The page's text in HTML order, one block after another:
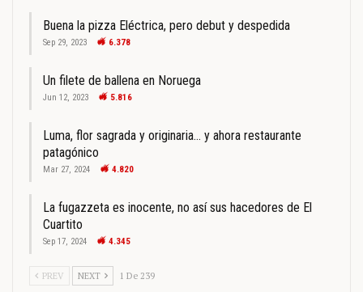
Buena la pizza Eléctrica, pero debut y despedida
Sep 29, 2023 6.378
Un filete de ballena en Noruega
Jun 12, 2023 5.816
Luma, flor sagrada y originaria… y ahora restaurante
patagónico
Mar 27, 2024 4.820
La fugazzeta es inocente, no así sus hacedores de El
Cuartito
Sep 17, 2024 4.345
PREV NEXT 1 De 239